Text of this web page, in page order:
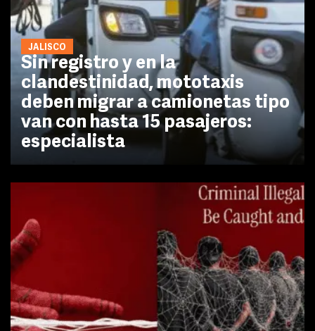
JALISCO
Sin registro y en la
clandestinidad, mototaxis
deben migrar a camionetas tipo
van con hasta 15 pasajeros:
especialista